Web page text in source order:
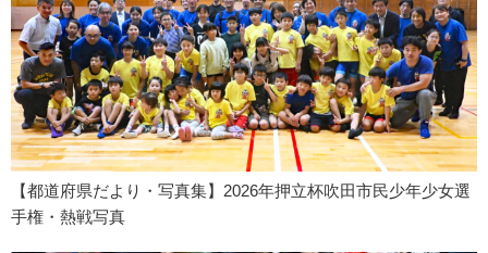
【都道府県だより・写真集】2026年押立杯吹田市民少年少女選
手権・熱戦写真